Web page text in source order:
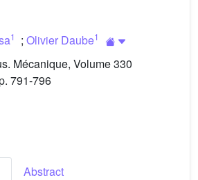
1 ; Olivier Daube1
Mécanique, Volume 330
791-796
Abstract